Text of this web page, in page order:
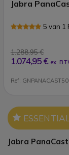
Jabra
5 van 1
1.288,95 €
1.074,95 € ex.
Ref: GNPANACAST50
Icon
Jabra